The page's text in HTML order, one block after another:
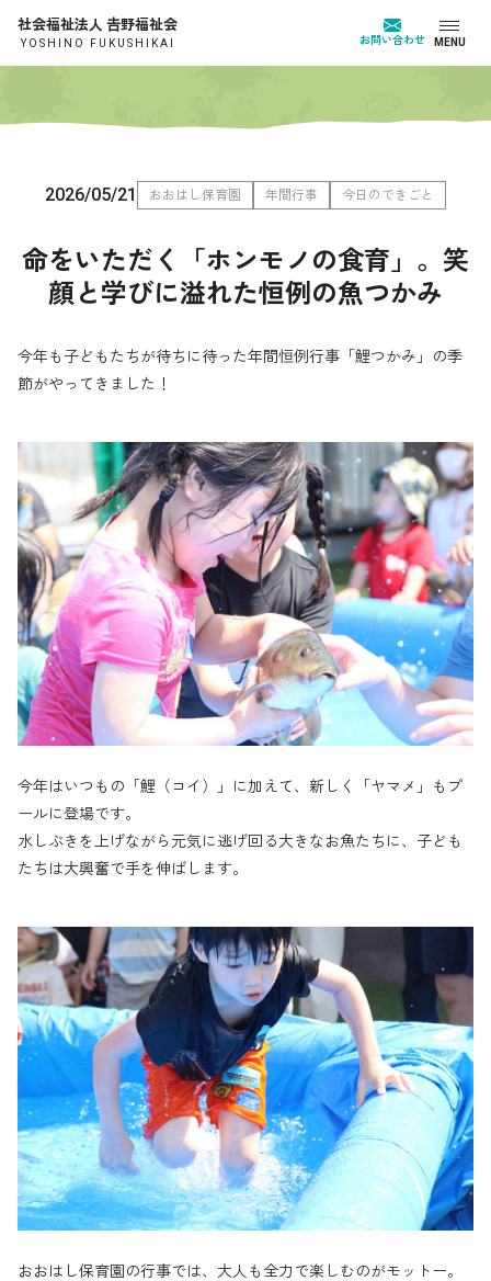
社会福祉法人 𠮷野福祉会
YOSHINO FUKUSHIKAI お問い合わせ MENU
2026/05/21 おおはし保育園 年間行事 今日のできごと
命をいただく「ホンモノの食育」。笑
顔と学びに溢れた恒例の魚つかみ
今年も子どもたちが待ちに待った年間恒例行事「鯉つかみ」の季
節がやってきました！
今年はいつもの「鯉（コイ）」に加えて、新しく「ヤマメ」もプ
ールに登場です。
水しぶきを上げながら元気に逃げ回る大きなお魚たちに、子ども
たちは大興奮で手を伸ばします。
おおはし保育園の行事では、大人も全力で楽しむのがモットー。